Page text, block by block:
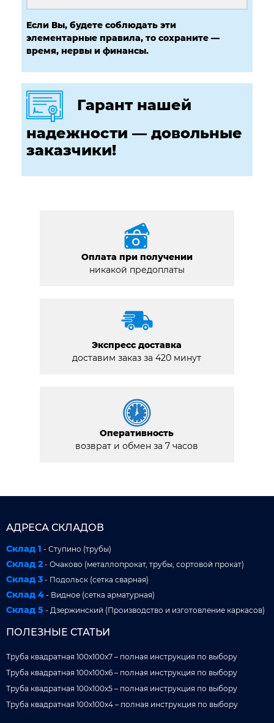
Если Вы, будете соблюдать эти
элементарные правила, то сохраните —
время, нервы и финансы.
Гарант нашей
надежности — довольные
заказчики!
Оплата при получении
никакой предоплаты
Экспресс доставка
доставим заказ за 420 минут
Оперативность
возврат и обмен за 7 часов
АДРЕСА СКЛАДОВ
Склад 1 - Ступино (трубы)
Склад 2 - Очаково (металлопрокат, трубы, сортовой прокат)
Склад 3 - Подольск (сетка сварная)
Склад 4 - Видное (сетка арматурная)
Склад 5 - Дзержинский (Производство и изготовление каркасов)
ПОЛЕЗНЫЕ СТАТЬИ
Труба квадратная 100x100x7 – полная инструкция по выбору
Труба квадратная 100x100x6 – полная инструкция по выбору
Труба квадратная 100x100x5 – полная инструкция по выбору
Труба квадратная 100x100x4 – полная инструкция по выбору